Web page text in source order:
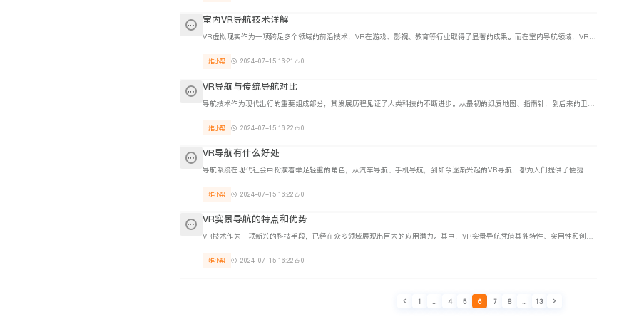
室内VR导航技术详解
VR虚拟现实作为一项跨足多个领域的前沿技术，VR在游戏、影视、教育等行业取得了显著的成果。而在室内导航领域，VR技术的应用更是为我们带来了更多便利。本文维小帮将深入剖析室内VR导航技术，探讨它如何改变我们的生活。
维小帮 2024-07-15 16:21 0
VR导航与传统导航对比
导航技术作为现代出行的重要组成部分，其发展历程见证了人类科技的不断进步。从最初的纸质地图、指南针，到后来的卫星导航、智能手机地图，再到如今的VR导航，人们在出行方式上正经历着一场变革。本文维小帮将从多角度对比VR导航与传统导航。
维小帮 2024-07-15 16:22 0
VR导航有什么好处
导航系统在现代社会中扮演着举足轻重的角色，从汽车导航、手机导航，到如今逐渐兴起的VR导航，都为人们提供了便捷的出行指引，改变了我们的生活方式。VR导航作为一种新兴技术，以独特的沉浸式体验，正逐步成为未来出行领域的一大趋势。
维小帮 2024-07-15 16:22 0
VR实景导航的特点和优势
VR技术作为一项新兴的科技手段，已经在众多领域展现出巨大的应用潜力。其中，VR实景导航凭借其独特性、实用性和创新性，逐渐成为出行领域的一股新兴力量。本文维小帮将从特点、优势和应用等方面，全面阐述VR实景导航在智能出行领域的重要价值。
维小帮 2024-07-15 16:22 0
1 ... 4 5 6 7 8 ... 13